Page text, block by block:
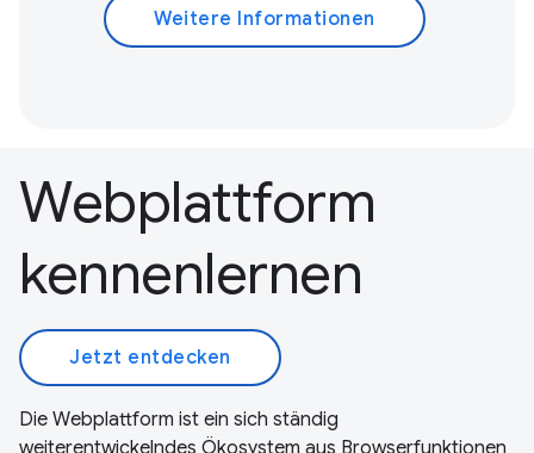
Weitere Informationen
Webplattform
kennenlernen
Jetzt entdecken
Die Webplattform ist ein sich ständig
weiterentwickelndes Ökosystem aus Browserfunktionen